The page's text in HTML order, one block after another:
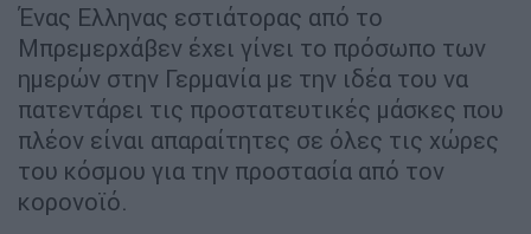
Ένας Ελληνας εστιάτορας από το
Μπρεμερχάβεν έχει γίνει το πρόσωπο των
ημερών στην Γερμανία με την ιδέα του να
πατεντάρει τις προστατευτικές μάσκες που
πλέον είναι απαραίτητες σε όλες τις χώρες
του κόσμου για την προστασία από τον
κορονοϊό.